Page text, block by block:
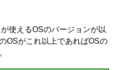
使えるOSのバージョンが以
OSがこれ以上であればOSの